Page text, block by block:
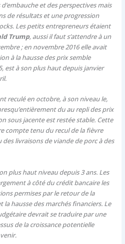
et des perspectives mais
de résultats et une progression
Les petits entrepreneurs étaient
Trump, aussi il faut s’attendre à un
; en novembre 2016 elle avait
à la hausse des prix semble
est à son plus haut depuis janvier
reculé en octobre, à son niveau le,
du au repli des prix
sous jacente est restée stable. Cette
compte tenu du recul de la fièvre
livraisons de viande de porc à des
plus haut niveau depuis 3 ans. Les
à côté du crédit bancaire les
permises par le retour de la
la hausse des marchés financiers. Le
devrait se traduire par une
de la croissance potentielle